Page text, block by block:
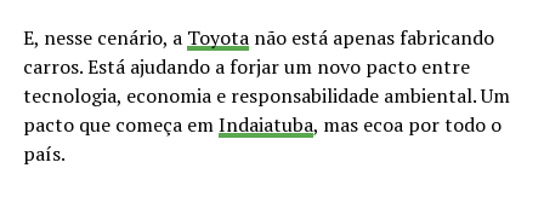
E, nesse cenário, a Toyotanão está apenas fabricando
carros. Está ajudando a forjar um novo pacto entre
tecnologia, economia e responsabilidade ambiental. Um
pacto que começa emIndaiatuba, mas ecoa por todo o
país.